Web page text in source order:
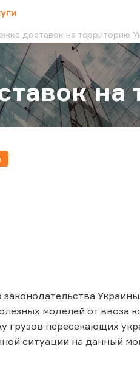
доставок на территорию
моделей от ввоза
грузов пересекающих
ситуации на данный